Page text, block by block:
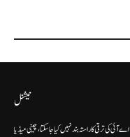
نیشنل
اے آئی کی ترقی کا راستہ بند نہیں کیا جا سکتا، چینی میڈیا